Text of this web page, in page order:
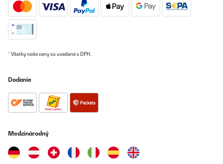
die Pumpe schließen, die Pumpe mit ausreichend Wasser
bedecken (darauf achten, dass auch noch genug Wasser die
Pumpe bedeckt, wenn die Pumpe gestartet wird) und die Kabel
der umweltfeundlich mit Solarenergie funktioniert und nach einer
vorherigen Bewertungen halten was sie versprechen. Der
den Balkon hat er die ideale Größe. Das Plätschern ist sehr
angenehm und entspannt. Der große Vorteil: das Solar Panel hat
* Všetky naše ceny sú uvedené s DPH.
Dodanie
Medzinárodný